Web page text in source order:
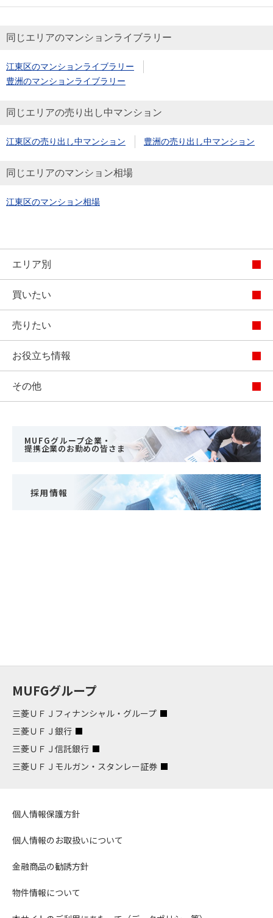
同じエリアのマンションライブラリー
江東区のマンションライブラリー
豊洲のマンションライブラリー
同じエリアの売り出し中マンション
江東区の売り出し中マンション 豊洲の売り出し中マンション
同じエリアのマンション相場
江東区のマンション相場
エリア別
買いたい
売りたい
お役立ち情報
その他
MUFGグループ企業・
提携企業のお勤めの皆さま
採用情報
MUFGグループ
三菱ＵＦＪフィナンシャル・グループ
三菱ＵＦＪ銀行
三菱ＵＦＪ信託銀行
三菱ＵＦＪモルガン・スタンレー証券
個人情報保護方針
個人情報のお取扱いについて
金融商品の勧誘方針
物件情報について